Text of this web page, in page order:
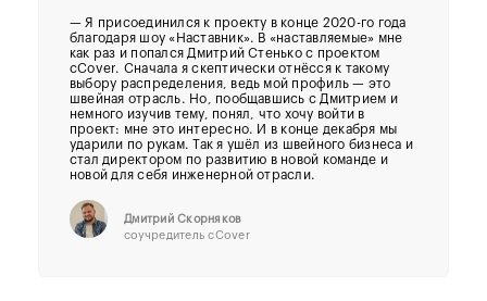
— Я присоединился к проекту в конце 2020-го года
благодаря шоу «Наставник». В «наставляемые» мне
как раз и попался Дмитрий Стенько с проектом
cCover. Сначала я скептически отнёсся к такому
выбору распределения, ведь мой профиль — это
швейная отрасль. Но, пообщавшись с Дмитрием и
немного изучив тему, понял, что хочу войти в
проект: мне это интересно. И в конце декабря мы
ударили по рукам. Так я ушёл из швейного бизнеса и
стал директором по развитию в новой команде и
новой для себя инженерной отрасли.
Дмитрий Скорняков
соучредитель cCover